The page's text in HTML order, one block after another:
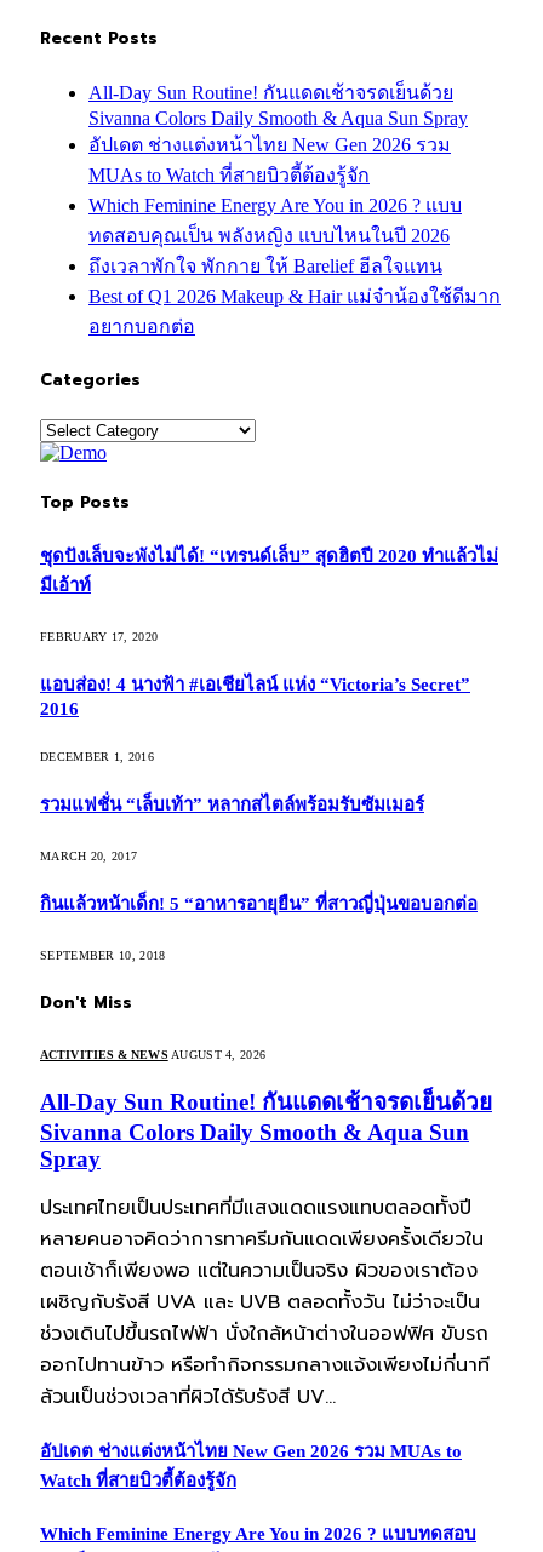
Recent Posts
All-Day Sun Routine! กันแดดเช้าจรดเย็นด้วย
Sivanna Colors Daily Smooth & Aqua Sun Spray
อัปเดต ช่างแต่งหน้าไทย New Gen 2026 รวม
MUAs to Watch ที่สายบิวตี้ต้องรู้จัก
Which Feminine Energy Are You in 2026 ? แบบ
ทดสอบคุณเป็น พลังหญิง แบบไหนในปี 2026
ถึงเวลาพักใจ พักกาย ให้ Barelief ฮีลใจแทน
Best of Q1 2026 Makeup & Hair แม่จ๋าน้องใช้ดีมาก
อยากบอกต่อ
Categories
Categories
Top Posts
ชุดปังเล็บจะพังไม่ได้! “เทรนด์เล็บ” สุดฮิตปี 2020 ทำแล้วไม่
มีเอ้าท์
FEBRUARY 17, 2020
แอบส่อง! 4 นางฟ้า #เอเชียไลน์ แห่ง “Victoria’s Secret”
2016
DECEMBER 1, 2016
รวมแฟชั่น “เล็บเท้า” หลากสไตล์พร้อมรับซัมเมอร์
MARCH 20, 2017
กินแล้วหน้าเด็ก! 5 “อาหารอายุยืน” ที่สาวญี่ปุ่นขอบอกต่อ
SEPTEMBER 10, 2018
Don't Miss
ACTIVITIES & NEWS AUGUST 4, 2026
All-Day Sun Routine! กันแดดเช้าจรดเย็นด้วย
Sivanna Colors Daily Smooth & Aqua Sun
Spray
ประเทศไทยเป็นประเทศที่มีแสงแดดแรงแทบตลอดทั้งปี
หลายคนอาจคิดว่าการทาครีมกันแดดเพียงครั้งเดียวใน
ตอนเช้าก็เพียงพอ แต่ในความเป็นจริง ผิวของเราต้อง
เผชิญกับรังสี UVA และ UVB ตลอดทั้งวัน ไม่ว่าจะเป็น
ช่วงเดินไปขึ้นรถไฟฟ้า นั่งใกล้หน้าต่างในออฟฟิศ ขับรถ
ออกไปทานข้าว หรือทำกิจกรรมกลางแจ้งเพียงไม่กี่นาที
ล้วนเป็นช่วงเวลาที่ผิวได้รับรังสี UV…
อัปเดต ช่างแต่งหน้าไทย New Gen 2026 รวม MUAs to
Watch ที่สายบิวตี้ต้องรู้จัก
Which Feminine Energy Are You in 2026 ? แบบทดสอบ